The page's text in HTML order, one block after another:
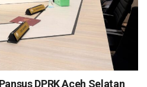
DPRK Aceh Selatan